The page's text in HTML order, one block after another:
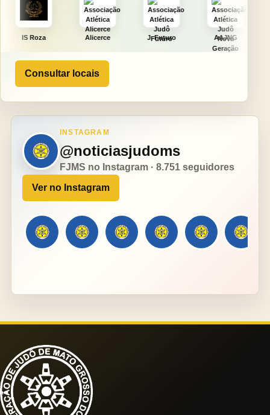
Alicerce J. Futuro AAJNG TSURU
Consultar locais
INSTAGRAM
@noticiasjudoms
FJMS no Instagram · 8.751 seguidores
Ver no Instagram